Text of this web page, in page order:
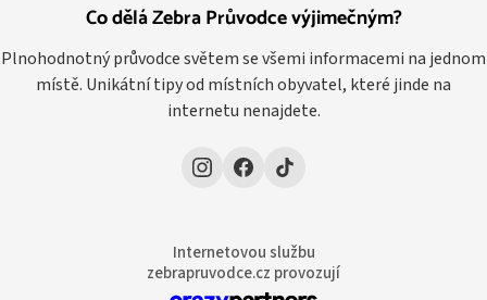
Co dělá Zebra Průvodce výjimečným?
Plnohodnotný průvodce světem se všemi informacemi na jednom
místě. Unikátní tipy od místních obyvatel, které jinde na
internetu nenajdete.
Internetovou službu
zebrapruvodce.cz provozují